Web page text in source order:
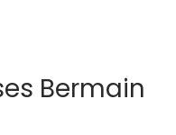
Bermain